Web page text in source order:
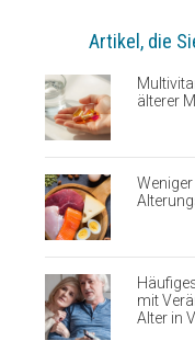
Artikel, die
älterer
mit
Alter in